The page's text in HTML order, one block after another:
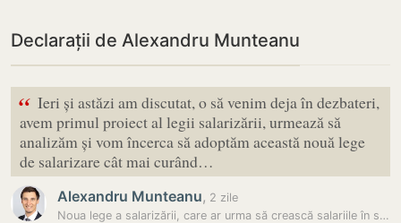
Declarații de Alexandru Munteanu
“ Ieri și astăzi am discutat, o să venim deja în dezbateri,
avem primul proiect al legii salarizării, urmează să
analizăm și vom încerca să adoptăm această nouă lege
de salarizare cât mai curând…
Alexandru Munteanu, 2 zile
Noua lege a salarizării, care ar urma să crească salariile în sectorul…